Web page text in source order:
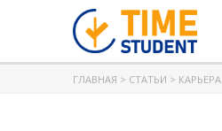
ГЛАВНАЯ > СТАТЬИ > КАРЬЕРА